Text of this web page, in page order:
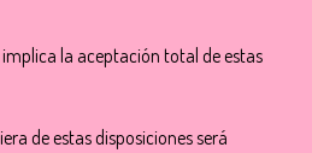
la aceptación total de estas
de estas disposiciones será